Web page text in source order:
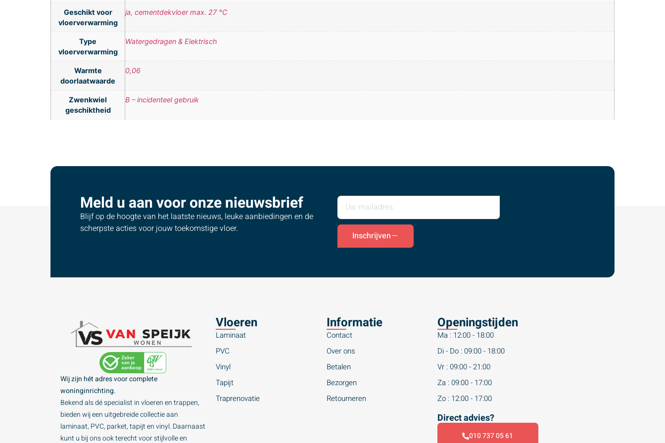
Geschikt voor
vloerverwarming
ja, cementdekvloer max. 27 °C
Type
vloerverwarming
Watergedragen & Elektrisch
Warmte
doorlaatwaarde
0,06
Zwenkwiel
geschiktheid
B – incidenteel gebruik
Meld u aan voor onze nieuwsbrief
Blijf op de hoogte van het laatste nieuws, leuke aanbiedingen en de
scherpste acties voor jouw toekomstige vloer.
Inschrijven
Wij zijn hét adres voor complete
woninginrichting.
Bekend als dé specialist in vloeren en trappen,
bieden wij een uitgebreide collectie aan
laminaat, PVC, parket, tapijt en vinyl. Daarnaast
kunt u bij ons ook terecht voor stijlvolle en
Vloeren
Laminaat
PVC
Vinyl
Tapijt
Traprenovatie
Informatie
Contact
Over ons
Betalen
Bezorgen
Retourneren
Openingstijden
Ma : 12:00 - 18:00
Di - Do : 09:00 - 18:00
Vr : 09:00 - 21:00
Za : 09:00 - 17:00
Zo : 12:00 - 17:00
Direct advies?
010 737 05 61